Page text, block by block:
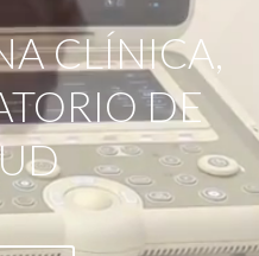
CLÍNICA,
DE